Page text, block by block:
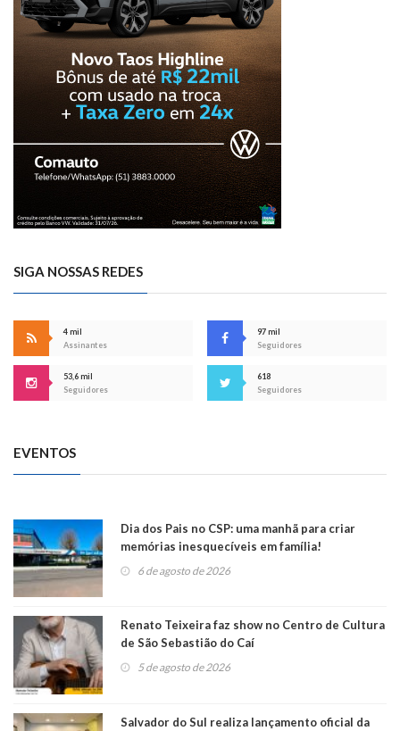
SIGA NOSSAS REDES
4 mil
Assinantes
97 mil
Seguidores
53,6 mil
Seguidores
618
Seguidores
EVENTOS
Dia dos Pais no CSP: uma manhã para criar
memórias inesquecíveis em família!
6 de agosto de 2026
Renato Teixeira faz show no Centro de Cultura
de São Sebastião do Caí
5 de agosto de 2026
Salvador do Sul realiza lançamento oficial da